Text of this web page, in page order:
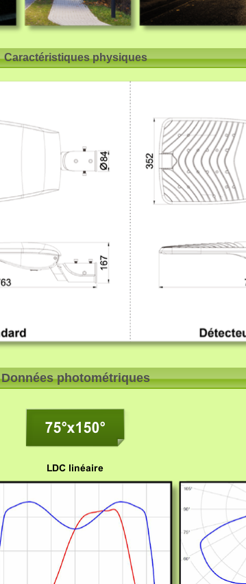
Caractéristiques physiques
Données photométriques